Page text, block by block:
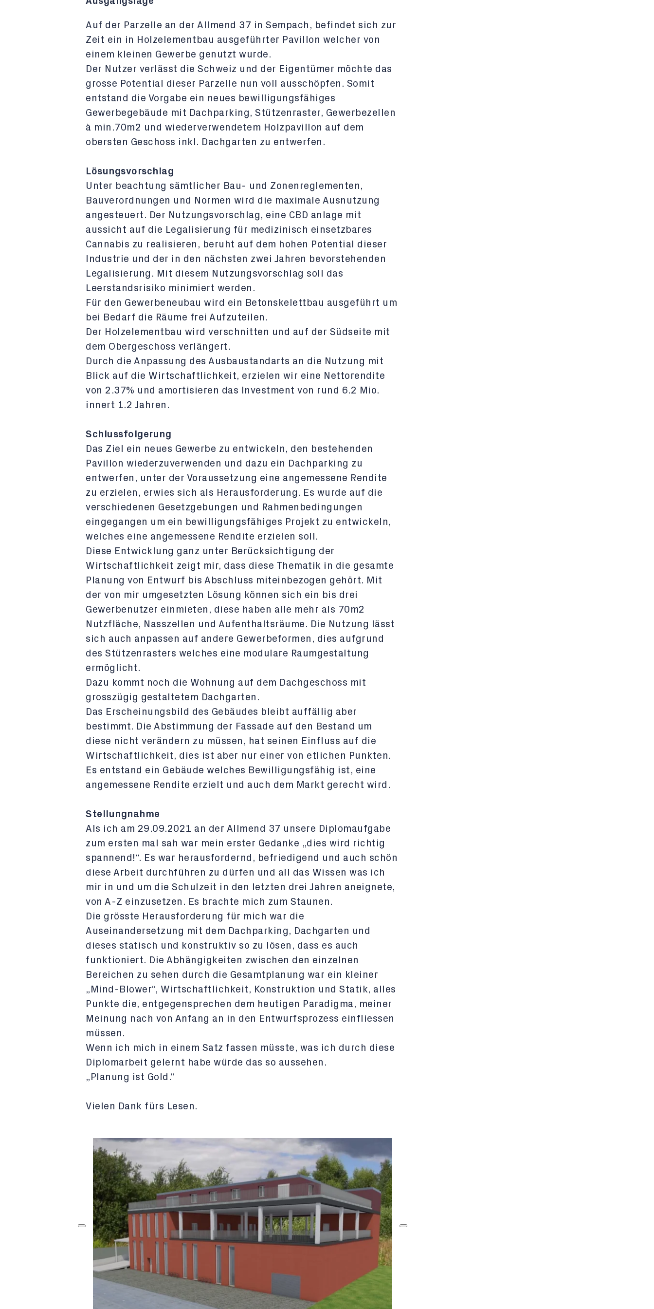
Auf der Parzelle an der Allmend 37 in Sempach, befindet sich zur
Zeit ein in Holzelementbau ausgeführter Pavillon welcher von
einem kleinen Gewerbe genutzt wurde.
Der Nutzer verlässt die Schweiz und der Eigentümer möchte das
grosse Potential dieser Parzelle nun voll ausschöpfen. Somit
entstand die Vorgabe ein neues bewilligungsfähiges
Gewerbegebäude mit Dachparking, Stützenraster, Gewerbezellen
à min.70m2 und wiederverwendetem Holzpavillon auf dem
obersten Geschoss inkl. Dachgarten zu entwerfen.
Lösungsvorschlag
Unter beachtung sämtlicher Bau- und Zonenreglementen,
Bauverordnungen und Normen wird die maximale Ausnutzung
angesteuert. Der Nutzungsvorschlag, eine CBD anlage mit
aussicht auf die Legalisierung für medizinisch einsetzbares
Cannabis zu realisieren, beruht auf dem hohen Potential dieser
Industrie und der in den nächsten zwei Jahren bevorstehenden
Legalisierung. Mit diesem Nutzungsvorschlag soll das
Leerstandsrisiko minimiert werden.
Für den Gewerbeneubau wird ein Betonskelettbau ausgeführt um
bei Bedarf die Räume frei Aufzuteilen.
Der Holzelementbau wird verschnitten und auf der Südseite mit
dem Obergeschoss verlängert.
Durch die Anpassung des Ausbaustandarts an die Nutzung mit
Blick auf die Wirtschaftlichkeit, erzielen wir eine Nettorendite
von 2.37% und amortisieren das Investment von rund 6.2 Mio.
innert 1.2 Jahren.
Schlussfolgerung
Das Ziel ein neues Gewerbe zu entwickeln, den bestehenden
Pavillon wiederzuverwenden und dazu ein Dachparking zu
entwerfen, unter der Voraussetzung eine angemessene Rendite
zu erzielen, erwies sich als Herausforderung. Es wurde auf die
verschiedenen Gesetzgebungen und Rahmenbedingungen
eingegangen um ein bewilligungsfähiges Projekt zu entwickeln,
welches eine angemessene Rendite erzielen soll.
Diese Entwicklung ganz unter Berücksichtigung der
Wirtschaftlichkeit zeigt mir, dass diese Thematik in die gesamte
Planung von Entwurf bis Abschluss miteinbezogen gehört. Mit
der von mir umgesetzten Lösung können sich ein bis drei
Gewerbenutzer einmieten, diese haben alle mehr als 70m2
Nutzfläche, Nasszellen und Aufenthaltsräume. Die Nutzung lässt
sich auch anpassen auf andere Gewerbeformen, dies aufgrund
des Stützenrasters welches eine modulare Raumgestaltung
ermöglicht.
Dazu kommt noch die Wohnung auf dem Dachgeschoss mit
grosszügig gestaltetem Dachgarten.
Das Erscheinungsbild des Gebäudes bleibt auffällig aber
bestimmt. Die Abstimmung der Fassade auf den Bestand um
diese nicht verändern zu müssen, hat seinen Einfluss auf die
Wirtschaftlichkeit, dies ist aber nur einer von etlichen Punkten.
Es entstand ein Gebäude welches Bewilligungsfähig ist, eine
angemessene Rendite erzielt und auch dem Markt gerecht wird.
Stellungnahme
Als ich am 29.09.2021 an der Allmend 37 unsere Diplomaufgabe
zum ersten mal sah war mein erster Gedanke „dies wird richtig
spannend!“. Es war herausfordernd, befriedigend und auch schön
diese Arbeit durchführen zu dürfen und all das Wissen was ich
mir in und um die Schulzeit in den letzten drei Jahren aneignete,
von A-Z einzusetzen. Es brachte mich zum Staunen.
Die grösste Herausforderung für mich war die
Auseinandersetzung mit dem Dachparking, Dachgarten und
dieses statisch und konstruktiv so zu lösen, dass es auch
funktioniert. Die Abhängigkeiten zwischen den einzelnen
Bereichen zu sehen durch die Gesamtplanung war ein kleiner
„Mind-Blower“, Wirtschaftlichkeit, Konstruktion und Statik, alles
Punkte die, entgegensprechen dem heutigen Paradigma, meiner
Meinung nach von Anfang an in den Entwurfsprozess einfliessen
müssen.
Wenn ich mich in einem Satz fassen müsste, was ich durch diese
Diplomarbeit gelernt habe würde das so aussehen.
„Planung ist Gold.“
Vielen Dank fürs Lesen.